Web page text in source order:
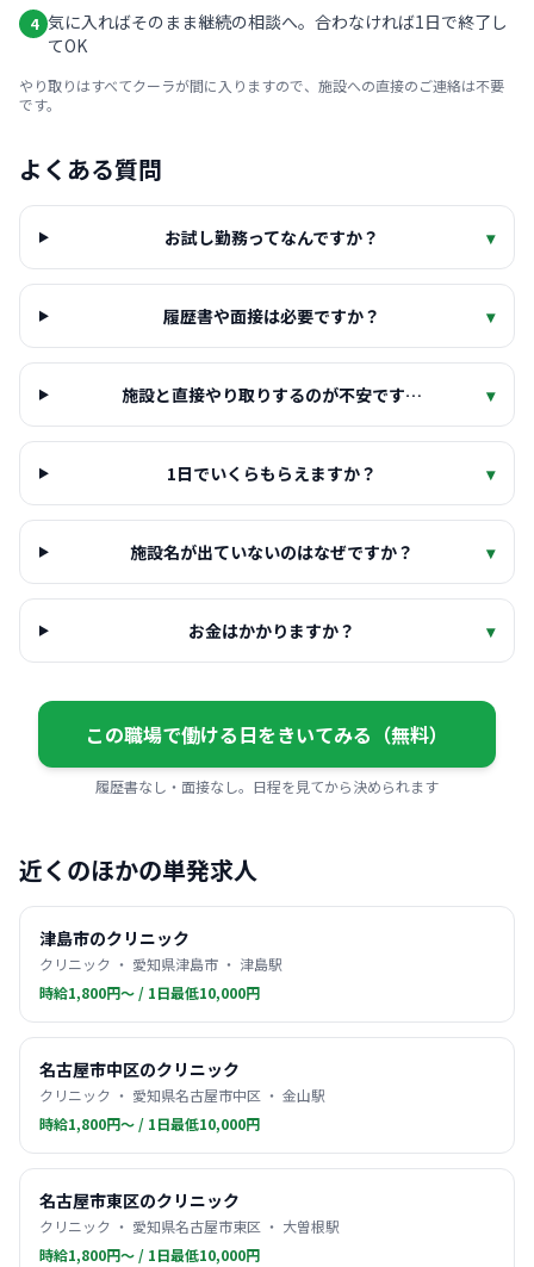
4 気に入ればそのまま継続の相談へ。合わなければ1日で終了し
てOK
やり取りはすべてクーラが間に入りますので、施設への直接のご連絡は不要
です。
よくある質問
お試し勤務ってなんですか？ ▾
履歴書や面接は必要ですか？ ▾
施設と直接やり取りするのが不安です… ▾
1日でいくらもらえますか？ ▾
施設名が出ていないのはなぜですか？ ▾
お金はかかりますか？ ▾
この職場で働ける日をきいてみる（無料）
履歴書なし・面接なし。日程を見てから決められます
近くのほかの単発求人
津島市のクリニック
クリニック ・ 愛知県津島市 ・ 津島駅
時給1,800円〜 / 1日最低10,000円
名古屋市中区のクリニック
クリニック ・ 愛知県名古屋市中区 ・ 金山駅
時給1,800円〜 / 1日最低10,000円
名古屋市東区のクリニック
クリニック ・ 愛知県名古屋市東区 ・ 大曽根駅
時給1,800円〜 / 1日最低10,000円